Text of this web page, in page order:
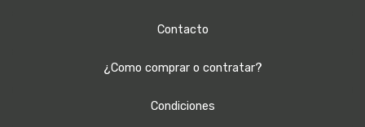
Contacto
¿Como comprar o contratar?
Condiciones